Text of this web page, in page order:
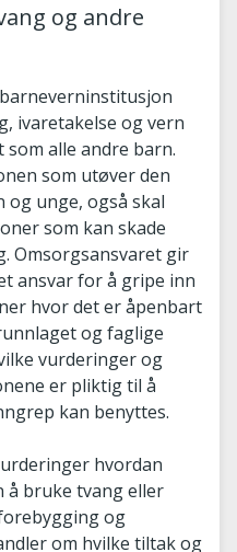
og andre
ivaretakelse og vern
alle andre barn.
som utøver den
unge, også skal
som kan skade
Omsorgsansvaret gir
ansvar for å gripe inn
hvor det er åpenbart
og faglige
vurderinger og
er pliktig til å
kan benyttes.
hvordan
å bruke tvang eller
og
om hvilke tiltak og